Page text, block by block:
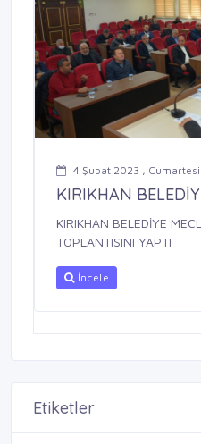
4 Şubat 2023 ,
KIRIKHAN
KIRIKHAN BELEDİYE
TOPLANTISINI YAPTI
İncele
Etiketler